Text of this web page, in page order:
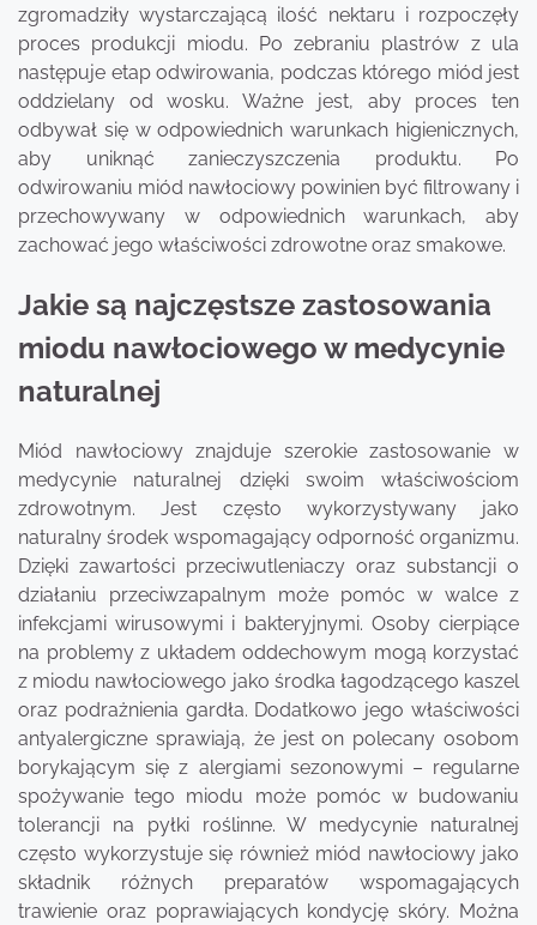
zgromadziły wystarczającą ilość nektaru i rozpoczęły
proces produkcji miodu. Po zebraniu plastrów z ula
następuje etap odwirowania, podczas którego miód jest
oddzielany od wosku. Ważne jest, aby proces ten
odbywał się w odpowiednich warunkach higienicznych,
aby uniknąć zanieczyszczenia produktu. Po
odwirowaniu miód nawłociowy powinien być filtrowany i
przechowywany w odpowiednich warunkach, aby
zachować jego właściwości zdrowotne oraz smakowe.
Jakie są najczęstsze zastosowania
miodu nawłociowego w medycynie
naturalnej
Miód nawłociowy znajduje szerokie zastosowanie w
medycynie naturalnej dzięki swoim właściwościom
zdrowotnym. Jest często wykorzystywany jako
naturalny środek wspomagający odporność organizmu.
Dzięki zawartości przeciwutleniaczy oraz substancji o
działaniu przeciwzapalnym może pomóc w walce z
infekcjami wirusowymi i bakteryjnymi. Osoby cierpiące
na problemy z układem oddechowym mogą korzystać
z miodu nawłociowego jako środka łagodzącego kaszel
oraz podrażnienia gardła. Dodatkowo jego właściwości
antyalergiczne sprawiają, że jest on polecany osobom
borykającym się z alergiami sezonowymi – regularne
spożywanie tego miodu może pomóc w budowaniu
tolerancji na pyłki roślinne. W medycynie naturalnej
często wykorzystuje się również miód nawłociowy jako
składnik różnych preparatów wspomagających
trawienie oraz poprawiających kondycję skóry. Można